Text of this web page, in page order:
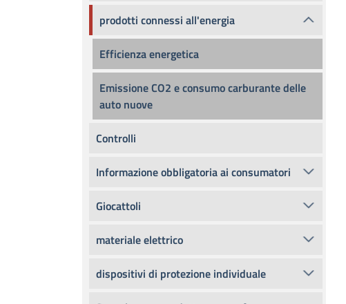
prodotti connessi all'energia
Efficienza energetica
Emissione CO2 e consumo carburante delle
auto nuove
Controlli
Informazione obbligatoria ai consumatori
Giocattoli
materiale elettrico
dispositivi di protezione individuale